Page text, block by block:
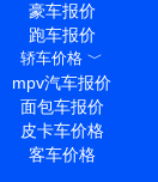
豪车报价
跑车报价
轿车价格 ﹀
mpv汽车报价
面包车报价
皮卡车价格
客车价格